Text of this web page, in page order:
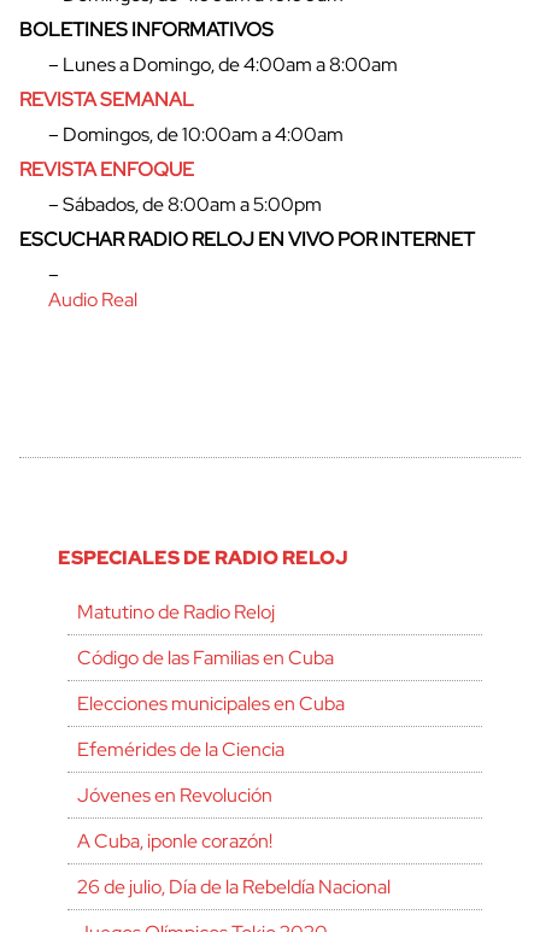
BOLETINES INFORMATIVOS
– Lunes a Domingo, de 4:00am a 8:00am
REVISTA SEMANAL
– Domingos, de 10:00am a 4:00am
REVISTA ENFOQUE
– Sábados, de 8:00am a 5:00pm
ESCUCHAR RADIO RELOJ EN VIVO POR INTERNET
–
Audio Real
ESPECIALES DE RADIO RELOJ
Matutino de Radio Reloj
Código de las Familias en Cuba
Elecciones municipales en Cuba
Efemérides de la Ciencia
Jóvenes en Revolución
A Cuba, ¡ponle corazón!
26 de julio, Día de la Rebeldía Nacional